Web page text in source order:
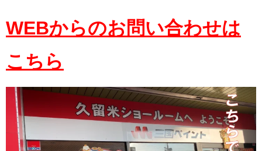
WEBからのお問い合わせは
こちら